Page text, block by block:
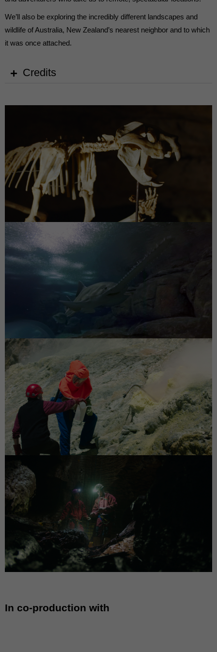
We’ll also be exploring the incredibly different landscapes and
wildlife of Australia, New Zealand’s nearest neighbor and to which
it was once attached.
Credits
In co-production with
die einwandfreie Funktion der Website erforderlich.
Cookie-Informationen anzeigen
Externe Medien (7)
werden, bedarf der Zugriff auf diese Inhalte keiner manuellen Einwilligung
mehr.
powered by Borlabs Cookie